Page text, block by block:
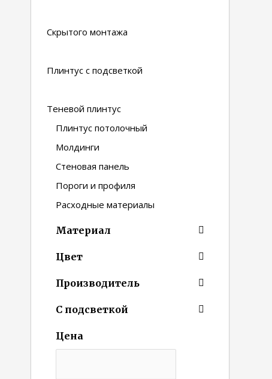
Скрытого монтажа
Плинтус с подсветкой
Теневой плинтус
Плинтус потолочный
Молдинги
Стеновая панель
Пороги и профиля
Расходные материалы
Материал
Цвет
Производитель
С подсветкой
Цена